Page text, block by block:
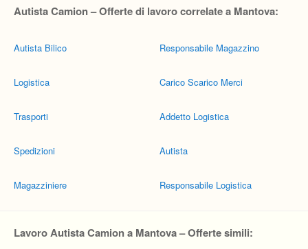
Autista Camion – Offerte di lavoro correlate a Mantova:
Autista Bilico
Logistica
Trasporti
Spedizioni
Magazziniere
Responsabile Magazzino
Carico Scarico Merci
Addetto Logistica
Autista
Responsabile Logistica
Lavoro Autista Camion a Mantova – Offerte simili: